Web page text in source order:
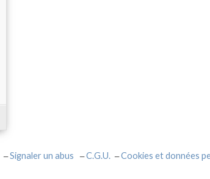
Signaler un abus C.G.U. Cookies et données